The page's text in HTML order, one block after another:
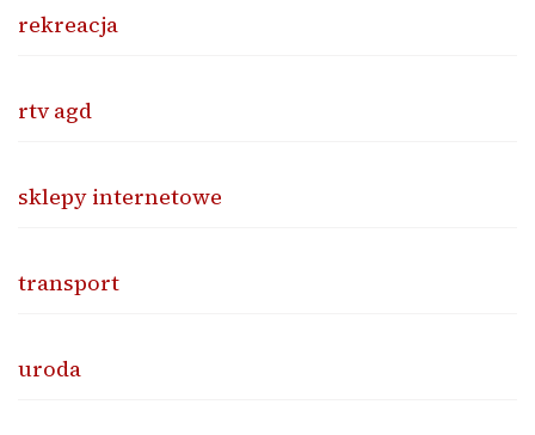
rekreacja
rtv agd
sklepy internetowe
transport
uroda